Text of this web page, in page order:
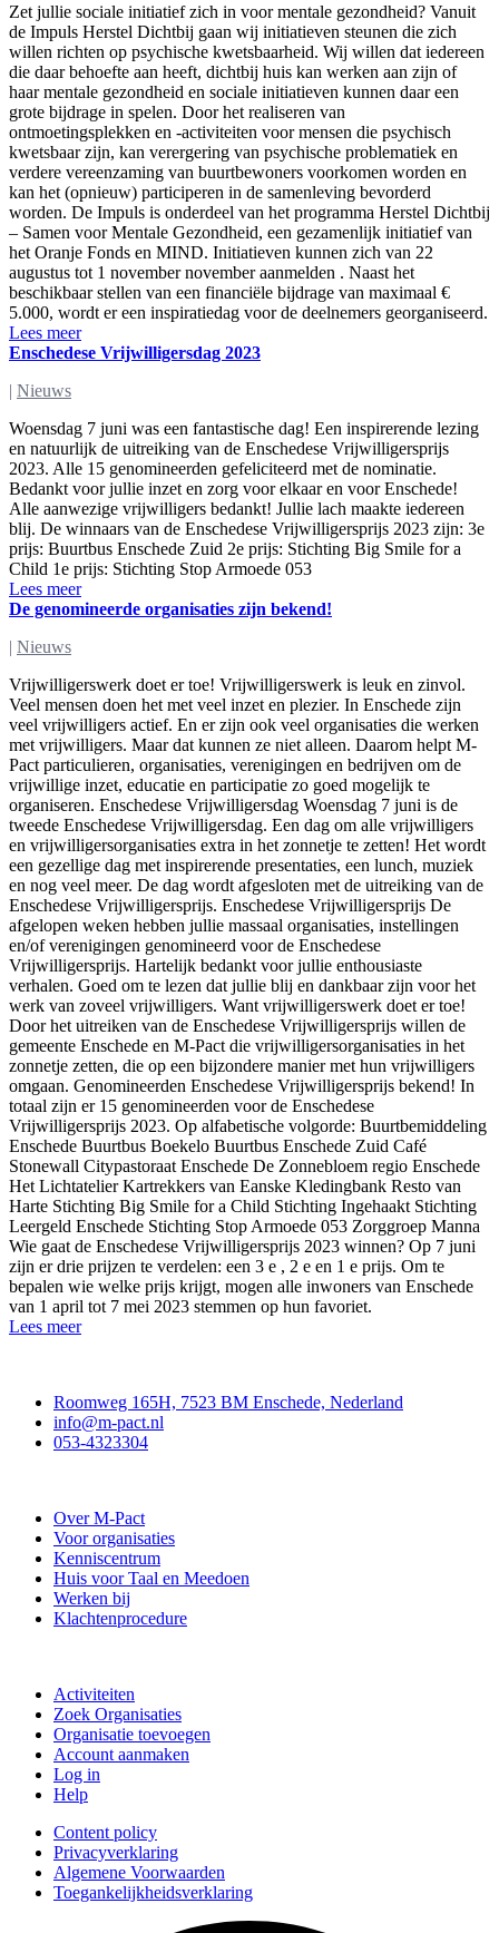
Zet jullie sociale initiatief zich in voor mentale gezondheid? Vanuit
de Impuls Herstel Dichtbij gaan wij initiatieven steunen die zich
willen richten op psychische kwetsbaarheid. Wij willen dat iedereen
die daar behoefte aan heeft, dichtbij huis kan werken aan zijn of
haar mentale gezondheid en sociale initiatieven kunnen daar een
grote bijdrage in spelen. Door het realiseren van
ontmoetingsplekken en -activiteiten voor mensen die psychisch
kwetsbaar zijn, kan verergering van psychische problematiek en
verdere vereenzaming van buurtbewoners voorkomen worden en
kan het (opnieuw) participeren in de samenleving bevorderd
worden. De Impuls is onderdeel van het programma Herstel Dichtbij
– Samen voor Mentale Gezondheid, een gezamenlijk initiatief van
het Oranje Fonds en MIND. Initiatieven kunnen zich van 22
augustus tot 1 november november aanmelden . Naast het
beschikbaar stellen van een financiële bijdrage van maximaal €
5.000, wordt er een inspiratiedag voor de deelnemers georganiseerd.
Lees meer
Enschedese Vrijwilligersdag 2023
| Nieuws
Woensdag 7 juni was een fantastische dag! Een inspirerende lezing
en natuurlijk de uitreiking van de Enschedese Vrijwilligersprijs
2023. Alle 15 genomineerden gefeliciteerd met de nominatie.
Bedankt voor jullie inzet en zorg voor elkaar en voor Enschede!
Alle aanwezige vrijwilligers bedankt! Jullie lach maakte iedereen
blij. De winnaars van de Enschedese Vrijwilligersprijs 2023 zijn: 3e
prijs: Buurtbus Enschede Zuid 2e prijs: Stichting Big Smile for a
Child 1e prijs: Stichting Stop Armoede 053
Lees meer
De genomineerde organisaties zijn bekend!
| Nieuws
Vrijwilligerswerk doet er toe! Vrijwilligerswerk is leuk en zinvol.
Veel mensen doen het met veel inzet en plezier. In Enschede zijn
veel vrijwilligers actief. En er zijn ook veel organisaties die werken
met vrijwilligers. Maar dat kunnen ze niet alleen. Daarom helpt M-
Pact particulieren, organisaties, verenigingen en bedrijven om de
vrijwillige inzet, educatie en participatie zo goed mogelijk te
organiseren. Enschedese Vrijwilligersdag Woensdag 7 juni is de
tweede Enschedese Vrijwilligersdag. Een dag om alle vrijwilligers
en vrijwilligersorganisaties extra in het zonnetje te zetten! Het wordt
een gezellige dag met inspirerende presentaties, een lunch, muziek
en nog veel meer. De dag wordt afgesloten met de uitreiking van de
Enschedese Vrijwilligersprijs. Enschedese Vrijwilligersprijs De
afgelopen weken hebben jullie massaal organisaties, instellingen
en/of verenigingen genomineerd voor de Enschedese
Vrijwilligersprijs. Hartelijk bedankt voor jullie enthousiaste
verhalen. Goed om te lezen dat jullie blij en dankbaar zijn voor het
werk van zoveel vrijwilligers. Want vrijwilligerswerk doet er toe!
Door het uitreiken van de Enschedese Vrijwilligersprijs willen de
gemeente Enschede en M-Pact die vrijwilligersorganisaties in het
zonnetje zetten, die op een bijzondere manier met hun vrijwilligers
omgaan. Genomineerden Enschedese Vrijwilligersprijs bekend! In
totaal zijn er 15 genomineerden voor de Enschedese
Vrijwilligersprijs 2023. Op alfabetische volgorde: Buurtbemiddeling
Enschede Buurtbus Boekelo Buurtbus Enschede Zuid Café
Stonewall Citypastoraat Enschede De Zonnebloem regio Enschede
Het Lichtatelier Kartrekkers van Eanske Kledingbank Resto van
Harte Stichting Big Smile for a Child Stichting Ingehaakt Stichting
Leergeld Enschede Stichting Stop Armoede 053 Zorggroep Manna
Wie gaat de Enschedese Vrijwilligersprijs 2023 winnen? Op 7 juni
zijn er drie prijzen te verdelen: een 3 e , 2 e en 1 e prijs. Om te
bepalen wie welke prijs krijgt, mogen alle inwoners van Enschede
van 1 april tot 7 mei 2023 stemmen op hun favoriet.
Lees meer
Roomweg 165H, 7523 BM Enschede, Nederland
info@m-pact.nl
053-4323304
Over M-Pact
Voor organisaties
Kenniscentrum
Huis voor Taal en Meedoen
Werken bij
Klachtenprocedure
Activiteiten
Zoek Organisaties
Organisatie toevoegen
Account aanmaken
Log in
Help
Content policy
Privacyverklaring
Algemene Voorwaarden
Toegankelijkheidsverklaring